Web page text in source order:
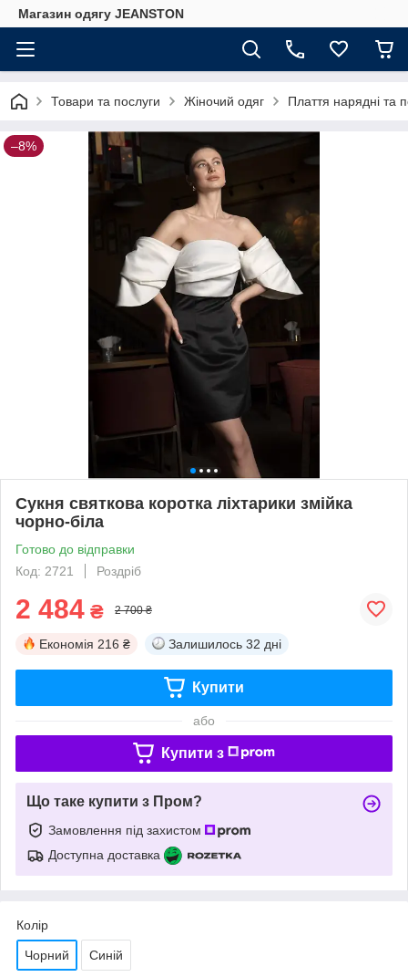
Магазин одягу JEANSTON
Товари та послуги Жіночий одяг Плаття нарядні та
–8%
Сукня святкова коротка ліхтарики змійка
чорно-біла
Готово до відправки
Код: 2721
Роздріб
2 484 ₴ 2 700 ₴
Економія 216 ₴ Залишилось 32 дні
Купити
або
Купити з
Що таке купити з Пром?
Замовлення під захистом
Доступна доставка
Колір
Чорний Синій